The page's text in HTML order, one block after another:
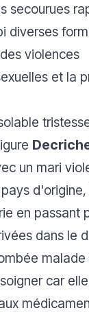
secourues
diverses
violences
et la
un mari
d'origine,
en passant
dans le
car